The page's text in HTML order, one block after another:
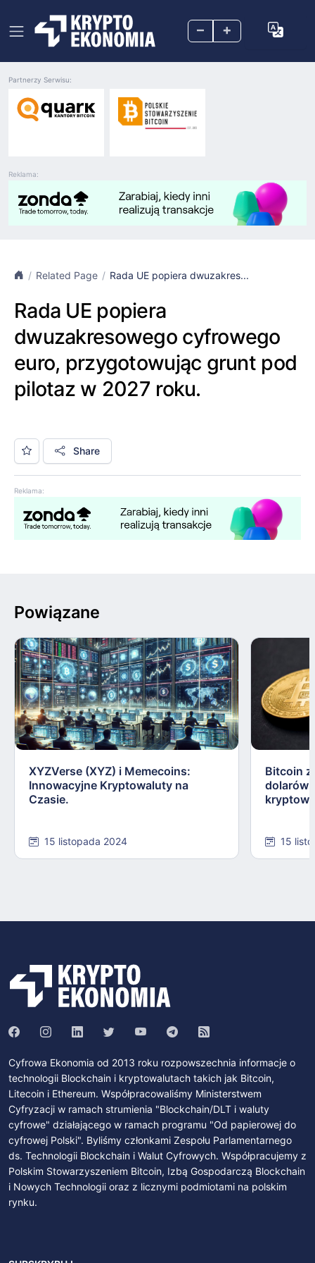
– +
Reklama:
Partnerzy Serwisu:
Related Page Rada UE popiera dwuzakres...
Rada UE popiera
dwuzakresowego cyfrowego
euro, przygotowując grunt pod
pilotaz w 2027 roku.
Share
Reklama:
Powiązane
XYZVerse (XYZ) i Memecoins:
Innowacyjne Kryptowaluty na
Czasie.
15 listopada 2024
Bitcoin
dolarów:
15
Cyfrowa Ekonomia od 2013 roku rozpowszechnia informacje o
technologii Blockchain i kryptowalutach takich jak Bitcoin,
Litecoin i Ethereum. Współpracowaliśmy Ministerstwem
Cyfryzacji w ramach strumienia "Blockchain/DLT i waluty
cyfrowe" działającego w ramach programu "Od papierowej do
cyfrowej Polski". Byliśmy członkami Zespołu Parlamentarnego
ds. Technologii Blockchain i Walut Cyfrowych. Współpracujemy z
Polskim Stowarzyszeniem Bitcoin, Izbą Gospodarczą Blockchain
i Nowych Technologii oraz z licznymi podmiotami na polskim
rynku.